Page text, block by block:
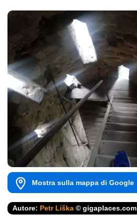
Mostra sulla mappa di Google
Autore: Petr Liška © gigaplaces.com